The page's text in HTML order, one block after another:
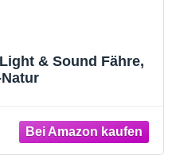
& Sound Fähre,